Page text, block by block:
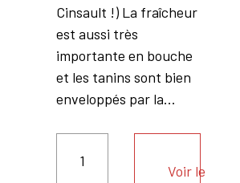
Cinsault !) La fraîcheur
est aussi très
importante en bouche
et les tanins sont bien
enveloppés par la...
Voir le